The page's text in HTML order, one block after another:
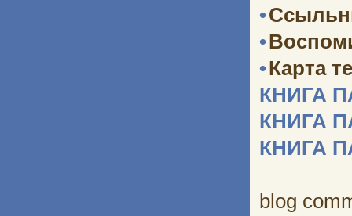
•
•
•Карта
КНИГА
КНИГА
КНИГА
blog